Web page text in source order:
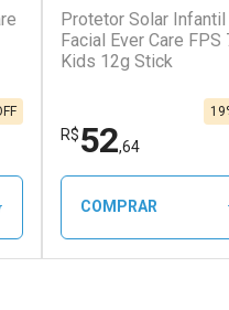
Protetor Solar Infantil
Facial Ever Care FPS
Kids 12g Stick
R$52,64
COMPRAR